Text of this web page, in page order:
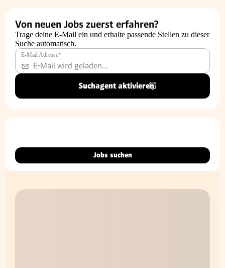
Von neuen Jobs zuerst erfahren?
Trage deine E-Mail ein und erhalte passende Stellen zu dieser
Suche automatisch.
E-Mail Adresse*
Suchagent aktivieren
Jobs suchen